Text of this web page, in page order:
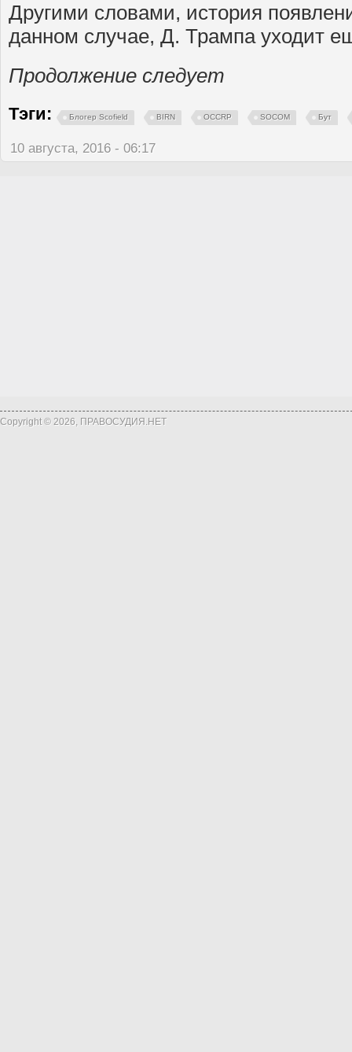
Другими словами, история
данном случае, Д. Трампа уходит
Продолжение следует
Тэги: Блогер Scofield BIRN OCCRP SOCOM Бут
10 августа, 2016 - 06:17
Copyright © 2026, ПРАВОСУДИЯ.НЕТ